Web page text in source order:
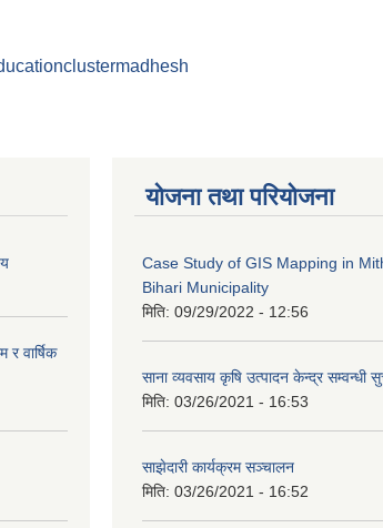
वार्षिक
योजना तथा परियोजना
Case Study of GIS Mapping in
Bihari Municipality
मिति: 09/29/2022 - 12:56
साना व्यवसाय कृषि उत्पादन केन्द्र सम्वन्धी
मिति: 03/26/2021 - 16:53
साझेदारी कार्यक्रम सञ्चालन
मिति: 03/26/2021 - 16:52